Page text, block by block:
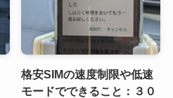
格安SIMの速度制限や低速
モードでできること：３０